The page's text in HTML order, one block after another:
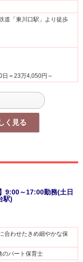
道「東川口駅」より徒歩
＝23万4,050円～
く見る
9:00～17:00勤務(土日
駅)
合わせたきめ細やかな保
のパート保育士